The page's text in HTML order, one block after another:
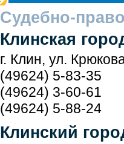
Судебно-
Клинская
г. Клин, ул.
(49624) 5-83-35
(49624) 3-60-61
(49624) 5-88-24
Клинский